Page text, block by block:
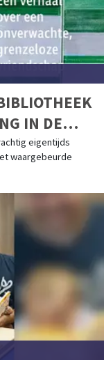
IN DE
eigentijds
waargebeurde